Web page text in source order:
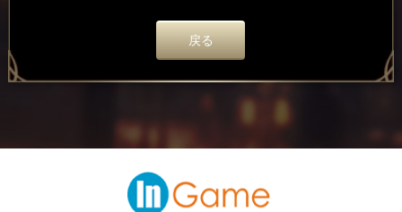
戻る